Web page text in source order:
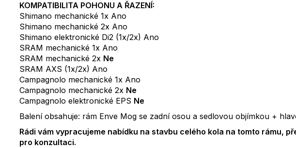
KOMPATIBILITA POHONU A ŘAZENÍ:
Shimano mechanické 1x Ano
Shimano mechanické 2x Ano
Shimano elektronické Di2 (1x/2x) Ano
SRAM mechanické 1x Ano
SRAM mechanické 2x Ne
SRAM AXS (1x/2x) Ano
Campagnolo mechanické 1x Ano
Campagnolo mechanické 2x Ne
Campagnolo elektronické EPS Ne
Balení obsahuje: rám Enve Mog se zadní osou a sedlovou objímkou +
Rádi vám vypracujeme nabídku na stavbu celého kola na tomto rámu,
pro konzultaci.